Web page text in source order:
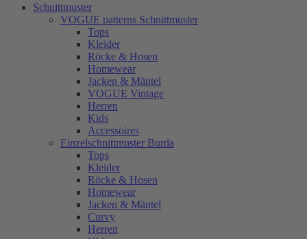
Schnittmuster
VOGUE patterns Schnittmuster
Tops
Kleider
Röcke & Hosen
Homewear
Jacken & Mäntel
VOGUE Vintage
Herren
Kids
Accessoires
Einzelschnittmuster Burda
Tops
Kleider
Röcke & Hosen
Homewear
Jacken & Mäntel
Curvy
Herren